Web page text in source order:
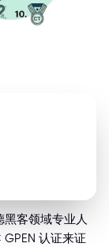
客领域专业人
认证来证